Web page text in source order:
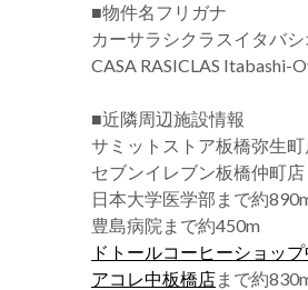
■物件名フリガナ
カーサラシクラスイタバ
CASA RASICLAS Itabashi-
■近隣周辺施設情報
サミットストア板橋弥生
セブンイレブン板橋仲町
日本大学医学部まで約
豊島病院まで約450m
ドトールコーヒーショッ
アコレ中板橋店まで約